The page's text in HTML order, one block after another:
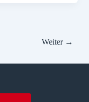
Weiter →